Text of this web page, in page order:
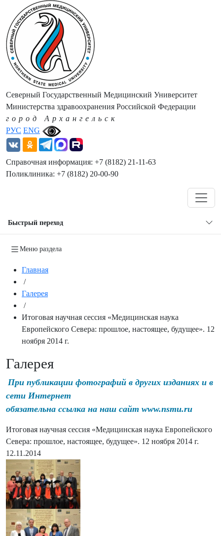
РУС ENG
Северный Государственный Медицинский Университет
Министерства здравоохранения Российской Федерации
город Архангельск
Справочная информация: +7 (8182) 21-11-63
Поликлиника: +7 (8182) 20-00-90
Быстрый переход
Меню раздела
Главная
/
Галерея
/
Итоговая научная сессия «Медицинская наука
Европейского Севера: прошлое, настоящее, будущее». 12
ноября 2014 г.
Галерея
При публикации фотографий в других изданиях и в
сети Интернет
обязательна ссылка на наш сайт www.nsmu.ru
Итоговая научная сессия «Медицинская наука Европейского
Севера: прошлое, настоящее, будущее». 12 ноября 2014 г.
12.11.2014